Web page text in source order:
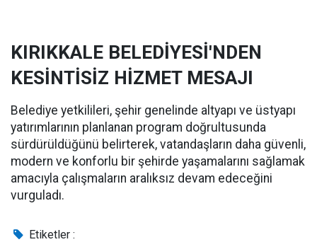
KIRIKKALE BELEDİYESİ'NDEN
KESİNTİSİZ HİZMET MESAJI
Belediye yetkilileri, şehir genelinde altyapı ve üstyapı
yatırımlarının planlanan program doğrultusunda
sürdürüldüğünü belirterek, vatandaşların daha güvenli,
modern ve konforlu bir şehirde yaşamalarını sağlamak
amacıyla çalışmaların aralıksız devam edeceğini
vurguladı.
Etiketler :